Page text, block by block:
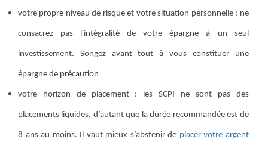
votre propre niveau de risque et votre situation personnelle : ne
consacrez pas l'intégralité de votre épargne à un seul
investissement. Songez avant tout à vous constituer une
épargne de précaution
votre horizon de placement : les SCPI ne sont pas des
placements liquides, d’autant que la durée recommandée est de
8 ans au moins. Il vaut mieux s’abstenir de placer votre argent